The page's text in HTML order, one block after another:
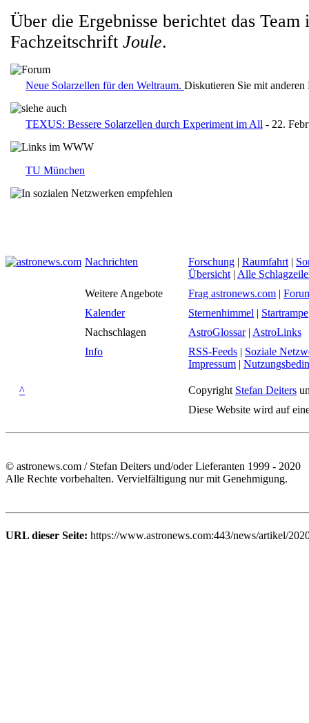
Über die Ergebnisse berichtet das Team
Fachzeitschrift Joule.
Neue Solarzellen für den Weltraum. Diskutieren Sie mit
TEXUS: Bessere Solarzellen durch Experiment im All - 22.
TU München
Nachrichten Forschung | Raumfahrt |
Übersicht | Alle
Weitere Angebote
Frag astronews.com |
Kalender
Sternenhimmel | Startrampe
Nachschlagen
AstroGlossar| AstroLinks
Info
RSS-Feeds | Soziale
Impressum |
^ Copyright Stefan Deiters
Diese Website wird auf
© astronews.com / Stefan Deiters und/oder Lieferanten 1999 - 2020
Alle Rechte vorbehalten. Vervielfältigung nur mit Genehmigung.
URL dieser Seite: https://www.astronews.com:443/news/artikel/